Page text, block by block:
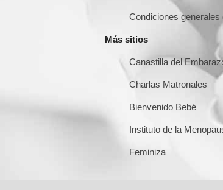
Condiciones generales
Más sitios
Canastilla del
Charlas Matronales
Bienvenido Bebé
Instituto de la
Feminiza